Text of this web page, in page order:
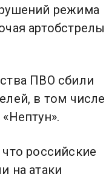
режима
артобстрелы
ПВО сбили
в том числе
российские
на атаки